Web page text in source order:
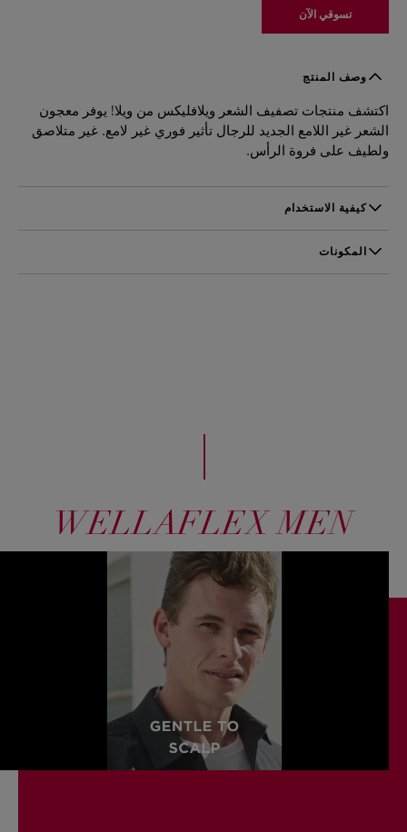
تسوقي الآن
وصف المنتج
اكتشف منتجات تصفيف الشعر ويلافليكس من ويلا! يوفر معجون
الشعر غير اللامع الجديد للرجال تأثير فوري غير لامع. غير متلاصق
ولطيف على فروة الرأس.
كيفية الاستخدام
وصففه بالطريقة المرغوبة
المكونات
WELLAFLEX MEN